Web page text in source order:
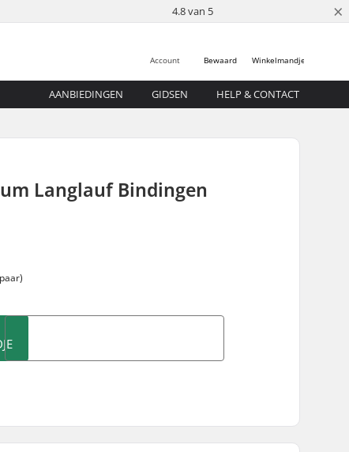
4.8 van 5 ×
Winkelmandje
Bewaard
Account
AANBIEDINGEN GIDSEN HELP & CONTACT
Langlauf Bindingen